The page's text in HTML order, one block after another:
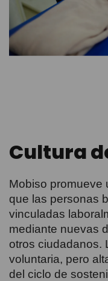
Cultura
Mobiso promueve
que las personas
vinculadas
mediante nuevas
otros ciudadanos.
voluntaria, pero
del ciclo de